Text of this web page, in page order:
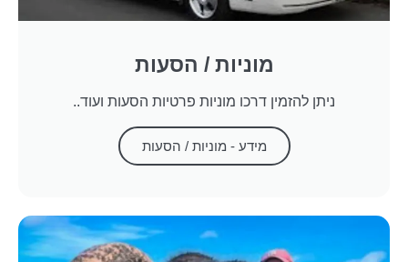
מוניות / הסעות
ניתן להזמין דרכו מוניות פרטיות הסעות ועוד..
מידע - מוניות / הסעות